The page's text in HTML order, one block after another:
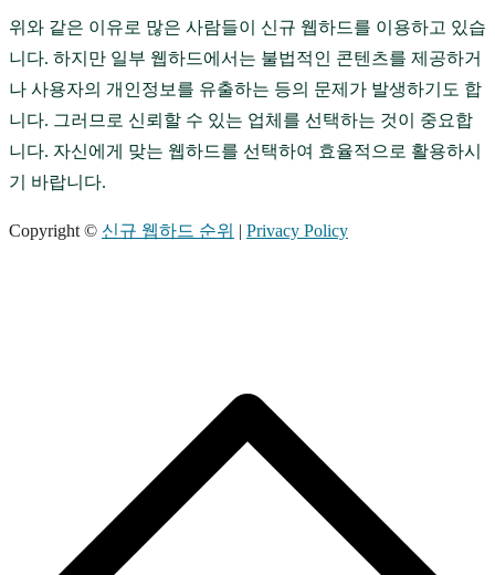
위와 같은 이유로 많은 사람들이 신규 웹하드를 이용하고 있습
니다. 하지만 일부 웹하드에서는 불법적인 콘텐츠를 제공하거
나 사용자의 개인정보를 유출하는 등의 문제가 발생하기도 합
니다. 그러므로 신뢰할 수 있는 업체를 선택하는 것이 중요합
니다. 자신에게 맞는 웹하드를 선택하여 효율적으로 활용하시
기 바랍니다.
Copyright © 신규 웹하드 순위 | Privacy Policy